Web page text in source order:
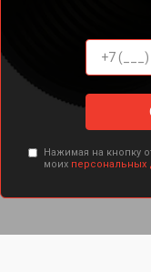
Нажимая на кнопку
моих персональных